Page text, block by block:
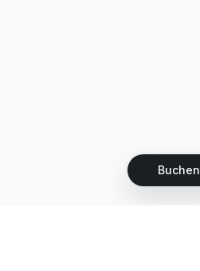
Buchen